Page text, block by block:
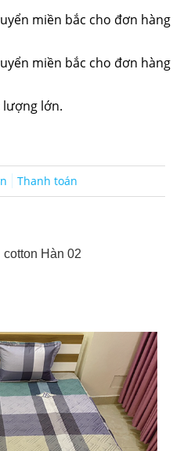
miền bắc cho đơn hàng
miền bắc cho đơn hàng
lượng lớn.
Thanh toán
Hàn 02